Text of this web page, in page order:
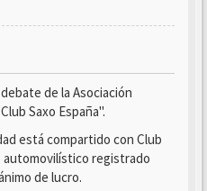
de la Asociación
Saxo España".
está compartido con Club
automovilístico registrado
de lucro.